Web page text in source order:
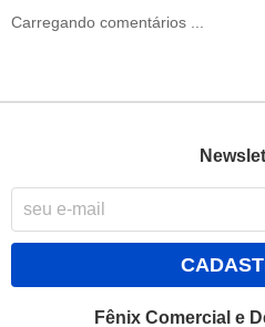
Carregando comentários ...
Fênix Comercial e